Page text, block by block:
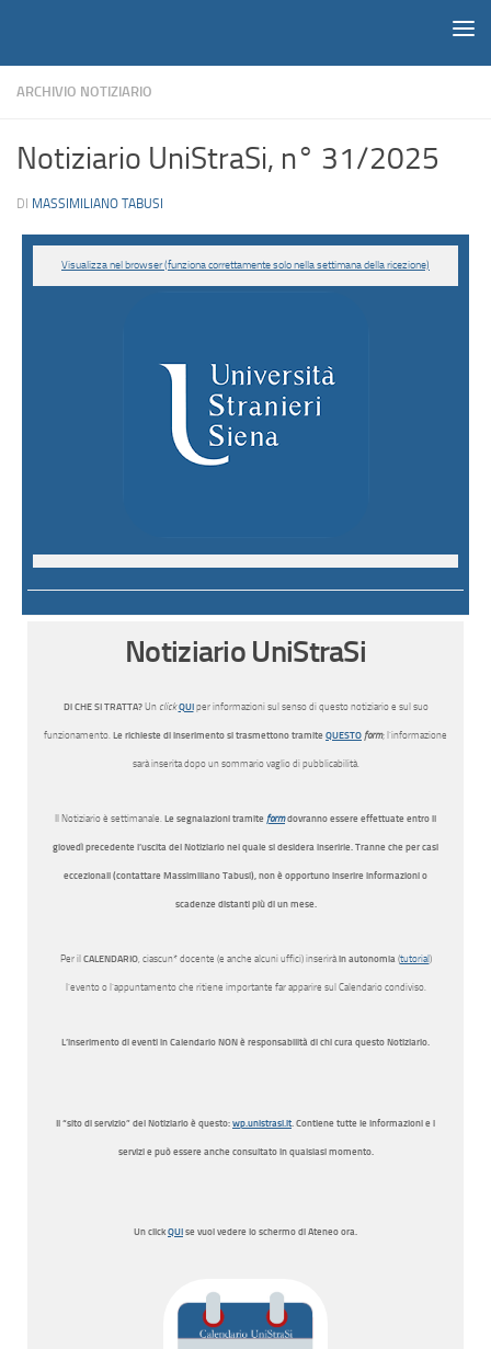
ARCHIVIO NOTIZIARIO
Notiziario UniStraSi, n° 31/2025
DI MASSIMILIANO TABUSI
Visualizza nel browser (funziona correttamente solo nella settimana della ricezione)
Notiziario UniStraSi
Di CHE SI TRATTA? Un clickQUI per informazioni sul senso di questo notiziario e sul suo
funzionamento. Le richieste di inserimento si trasmettono tramite QUESTO form; l’informazione
sarà inserita dopo un sommario vaglio di pubblicabilità.
Il Notiziario è settimanale. Le segnalazioni tramite form dovranno essere effettuate entro il
giovedì precedente l’uscita del Notiziario nel quale si desidera inserirle. Tranne che per casi
eccezionali (contattare Massimiliano Tabusi), non è opportuno inserire informazioni o
scadenze distanti più di un mese.
Per il CALENDARIO, ciascun* docente (e anche alcuni uffici) inseriràin autonomia(tutorial)
l’evento o l’appuntamento che ritiene importante far apparire sul Calendario condiviso.
L’inserimento di eventi in Calendario NON è responsabilità di chi cura questo Notiziario.
Il “sito di servizio” del Notiziario è questo: wp.unistrasi.it . Contiene tutte le informazioni e i
servizi e può essere anche consultato in qualsiasi momento.
Un click QUI se vuoi vedere lo schermo di Ateneo ora.